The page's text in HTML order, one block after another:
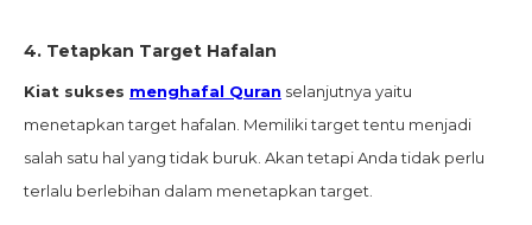
4. Tetapkan Target Hafalan
Kiat sukses menghafal Quran selanjutnya yaitu
menetapkan target hafalan. Memiliki target tentu menjadi
salah satu hal yang tidak buruk. Akan tetapi Anda tidak perlu
terlalu berlebihan dalam menetapkan target.